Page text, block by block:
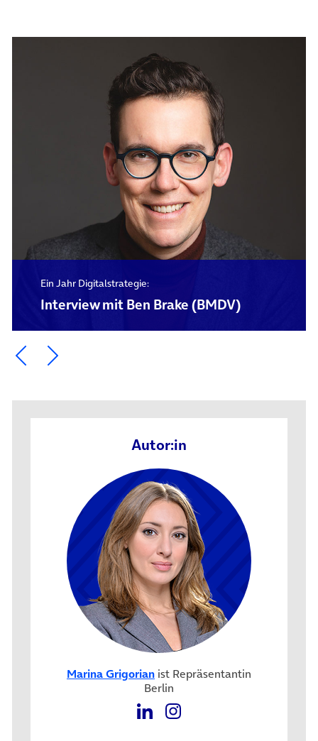
Ein Jahr Digitalstrategie:
Interview mit Ben Brake (BMDV)
Ein Element zurück blättern
Ein Element weiter blättern
Autor:in
Marina Grigorian ist Repräsentantin
Berlin